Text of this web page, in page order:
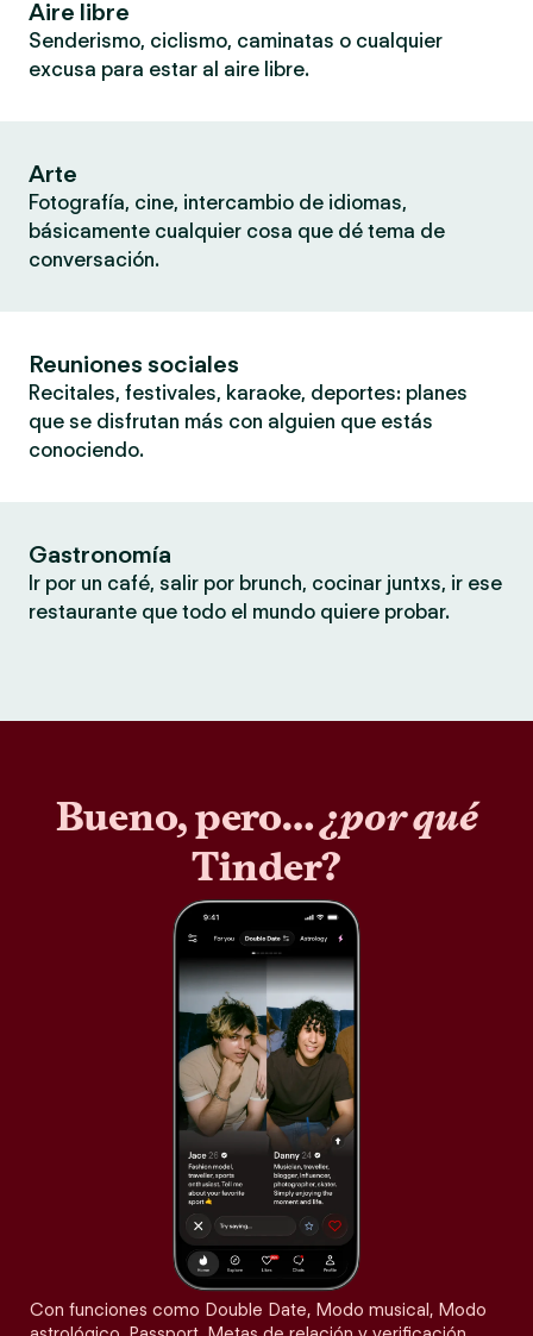
Aire libre
Senderismo, ciclismo, caminatas o cualquier
excusa para estar al aire libre.
Arte
Fotografía, cine, intercambio de idiomas,
básicamente cualquier cosa que dé tema de
conversación.
Reuniones sociales
Recitales, festivales, karaoke, deportes: planes
que se disfrutan más con alguien que estás
conociendo.
Gastronomía
Ir por un café, salir por brunch, cocinar juntxs, ir ese
restaurante que todo el mundo quiere probar.
Bueno, pero…¿por qué
Tinder?
Con funciones como Double Date, Modo musical, Modo